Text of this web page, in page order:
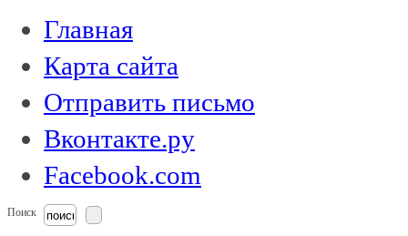
Главная
Карта сайта
Отправить письмо
Вконтакте.ру
Facebook.com
Поиск